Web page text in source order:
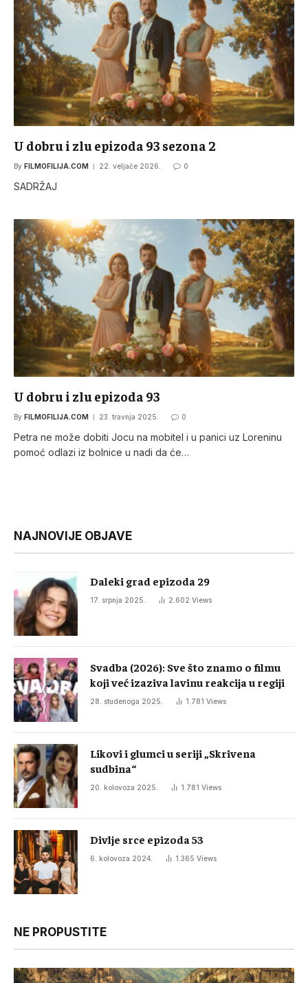
U dobru i zlu epizoda 93 sezona 2
By FILMOFILIJA.COM 22. veljače 2026. 0
SADRŽAJ
U dobru i zlu epizoda 93
By FILMOFILIJA.COM 23. travnja 2025. 0
Petra ne može dobiti Jocu na mobitel i u panici uz Loreninu
pomoć odlazi iz bolnice u nadi da će…
NAJNOVIJE OBJAVE
Daleki grad epizoda 29
17. srpnja 2025. 2.602 Views
Svadba (2026): Sve što znamo o filmu
koji već izaziva lavinu reakcija u regiji
28. studenoga 2025. 1.781 Views
Likovi i glumci u seriji „Skrivena
sudbina“
20. kolovoza 2025. 1.781 Views
Divlje srce epizoda 53
6. kolovoza 2024. 1.365 Views
NE PROPUSTITE